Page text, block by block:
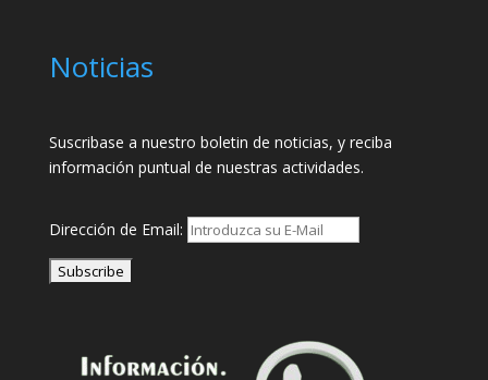
Noticias
Suscribase a nuestro boletin de noticias, y reciba
información puntual de nuestras actividades.
Dirección de Email: